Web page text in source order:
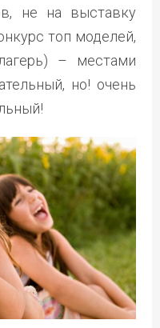
не на выставку
топ моделей,
– местами
но! очень